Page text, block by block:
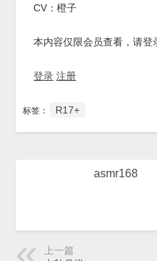
CV：橙子
本内容仅限会员查看，请登
登录 注册
标签： R17+
asmr168
上一篇